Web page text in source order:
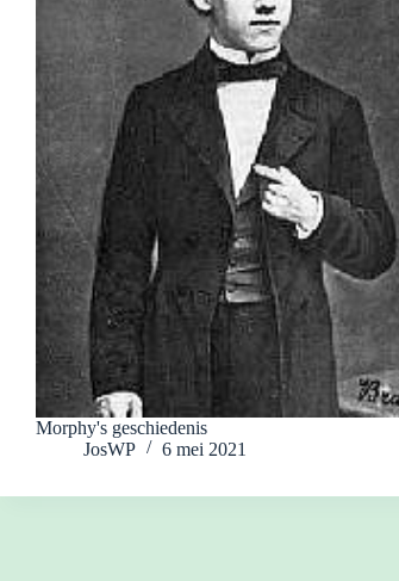
Morphy's geschiedenis
JosWP
6 mei 2021